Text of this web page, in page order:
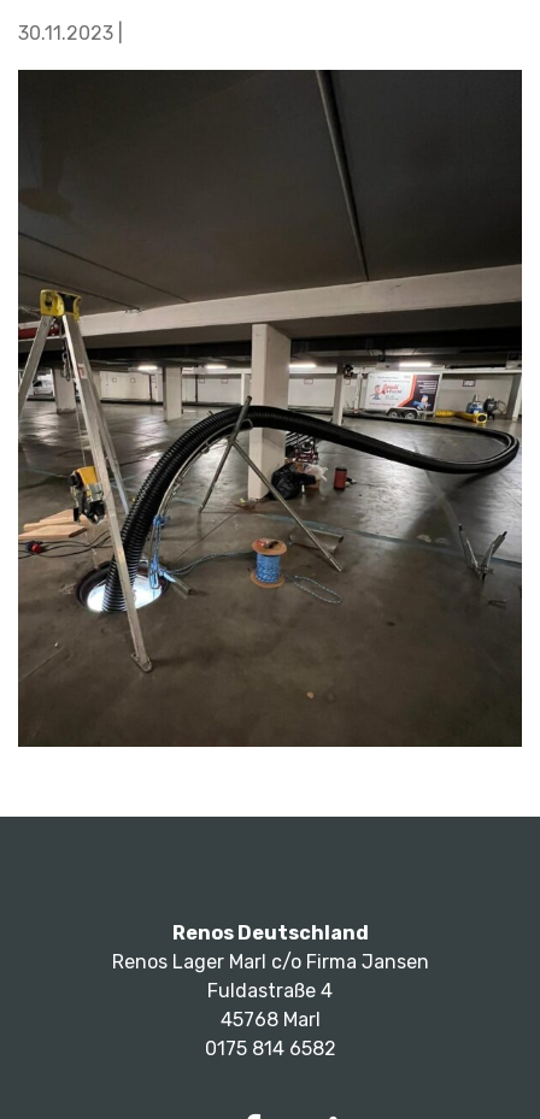
30.11.2023 |
Renos Deutschland
Renos Lager Marl c/o Firma Jansen
Fuldastraße 4
45768 Marl
0175 814 6582